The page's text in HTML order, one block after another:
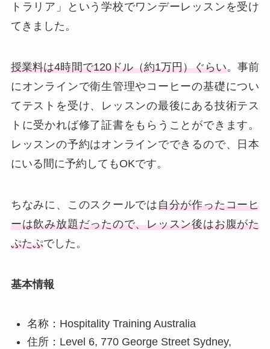
トラリア」という学校でワンデーレッスンを受け
てきました。
授業料は4時間で120ドル（約1万円）ぐらい。事前
にオンラインで衛生管理やコーヒーの基礎につい
てテストを受け、レッスンの最後にある技術テス
トに受かれば修了証書をもらうことができます。
レッスンの予約はオンラインでできるので、日本
にいる間に予約してもOKです。
ちなみに、このスクールでは自分が作ったコーヒ
ーは飲み放題だったので、レッスン後はお腹がた
ぷたぷでした。
基本情報
名称：Hospitality Training Australia
住所：Level 6, 770 George Street Sydney,